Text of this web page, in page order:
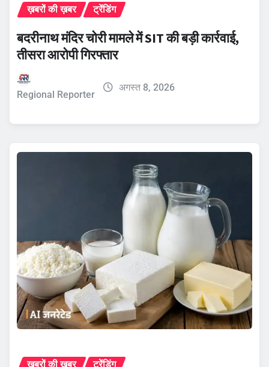
ख़बरों की ख़बर ट्रेंडिंग
बदरीनाथ मंदिर चोरी मामले में SIT की बड़ी कार्रवाई,
तीसरा आरोपी गिरफ्तार
Regional Reporter
अगस्त 8, 2026
ख़बरों की ख़बर ट्रेंडिंग